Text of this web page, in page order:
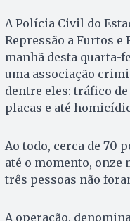
A Polícia Civil do
Repressão a Furtos e
manhã desta quarta-
uma associação
dentre eles: tráfico
placas e até
Ao todo, cerca de 70
até o momento, onze
três pessoas não
A operação,